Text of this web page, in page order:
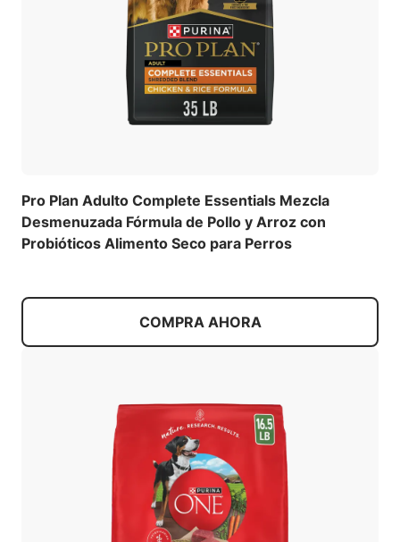
Pro Plan Adulto Complete Essentials Mezcla
Desmenuzada Fórmula de Pollo y Arroz con
Probióticos Alimento Seco para Perros
COMPRA AHORA